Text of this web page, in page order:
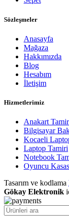
Sözleşmeler
Anasayfa
Mağaza
Hakkımızda
Blog
Hesabım
İletişim
Hizmetlerimiz
Anakart
Bilgisayar
Kocaeli
Laptop Tamiri
Notebook
Oyuncu
Tasarım ve kodlama
Gökay Elektronik